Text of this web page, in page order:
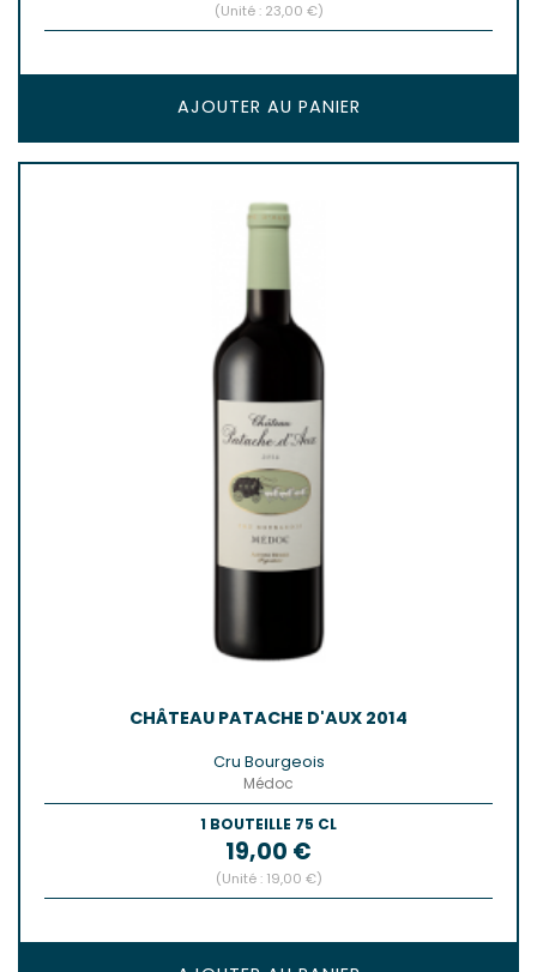
(Unité : 23,00 €)
AJOUTER AU PANIER
CHÂTEAU PATACHE D'AUX 2014
Cru Bourgeois
Médoc
1 BOUTEILLE 75 CL
Prix
19,00 €
(Unité : 19,00 €)